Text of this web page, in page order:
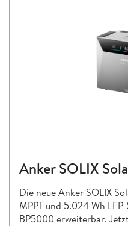
Anker SOLIX
Die neue Anker SOLIX
MPPT und 5.024 Wh
BP5000 erweiterbar.